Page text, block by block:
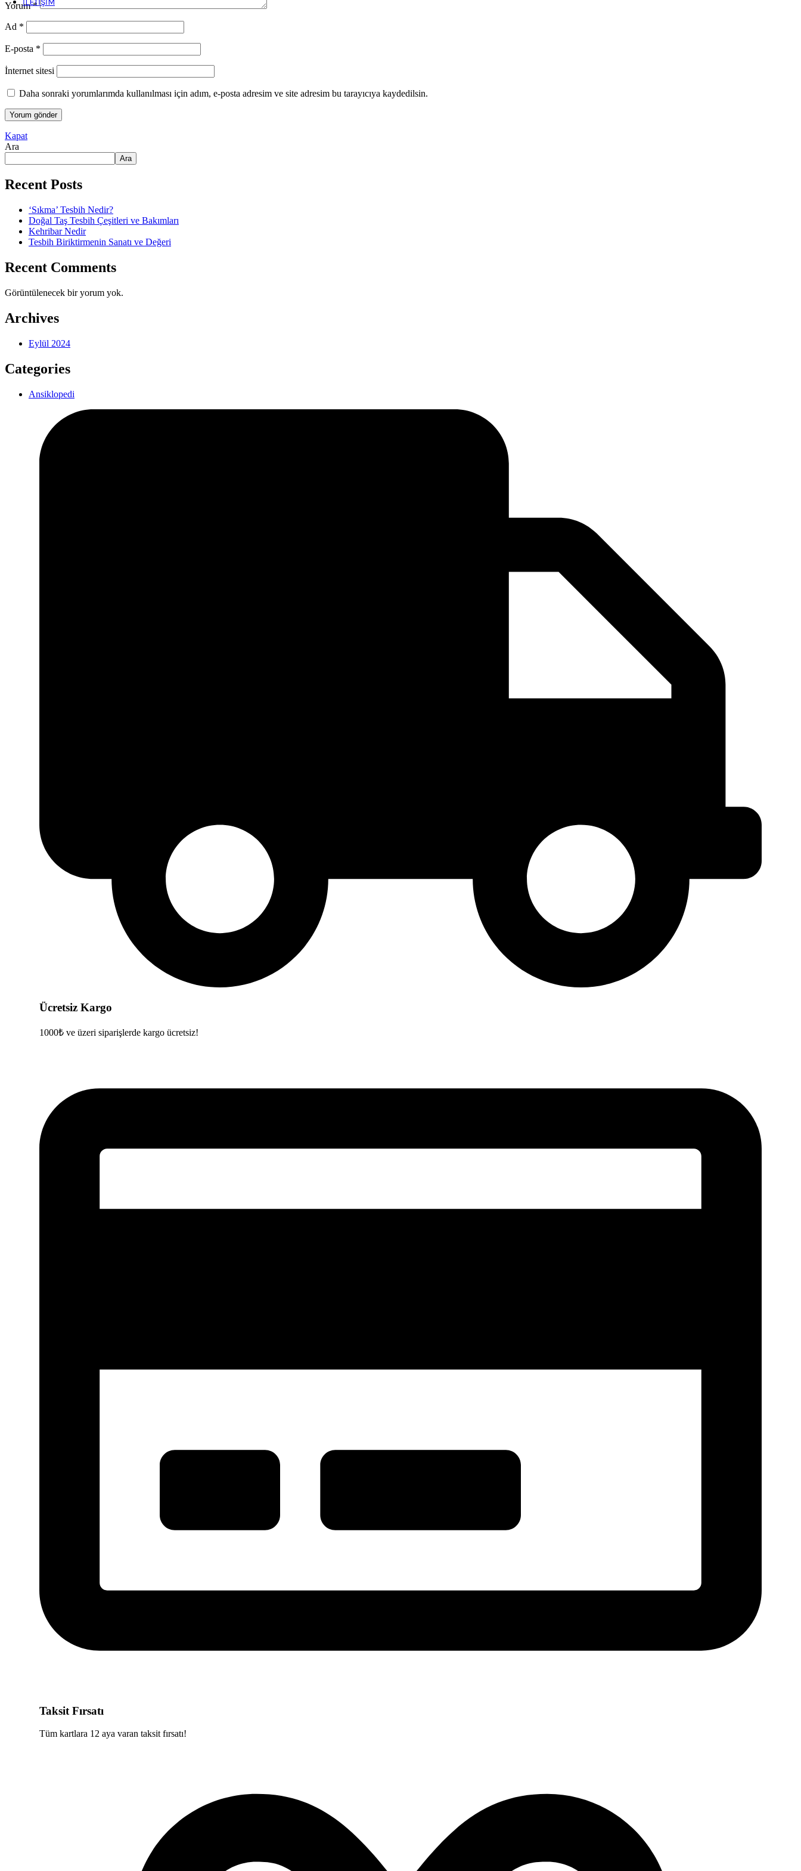
İLETIŞIM
Yorum*
Ad *
E-posta *
İnternet sitesi
Daha sonraki yorumlarımda kullanılması için adım, e-posta adresim ve site adresim bu tarayıcıya kaydedilsin.
Kapat
Ara
Ara
Recent Posts
‘Sıkma’ Tesbih Nedir?
Doğal Taş Tesbih Çeşitleri ve Bakımları
Kehribar Nedir
Tesbih Biriktirmenin Sanatı ve Değeri
Recent Comments
Görüntülenecek bir yorum yok.
Archives
Eylül 2024
Categories
Ansiklopedi
Ücretsiz Kargo
1000₺ ve üzeri siparişlerde kargo ücretsiz!
Taksit Fırsatı
Tüm kartlara 12 aya varan taksit fırsatı!